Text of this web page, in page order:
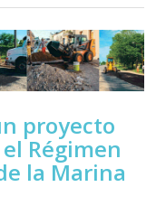
proyecto
Régimen
la Marina